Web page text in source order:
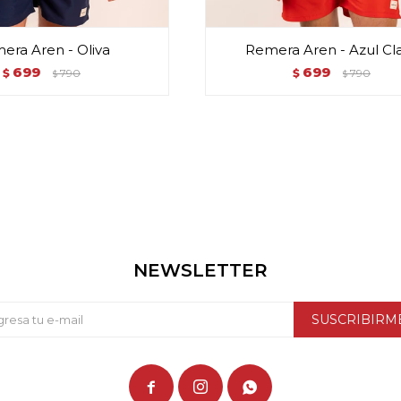
Aren - Oliva
$ 699 $ 790
Remera Aren - Azul
$ 699 $ 790
NEWSLETTER
  